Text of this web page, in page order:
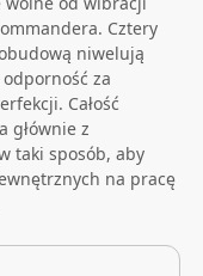
Cztery
niwelują
odporność za
Całość
głównie z
taki sposób, aby
na pracę